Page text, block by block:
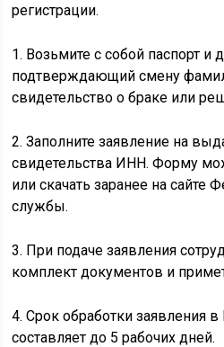
регистрации.
1. Возьмите с собой паспорт и
подтверждающий смену
свидетельство о браке или
2. Заполните заявление на
свидетельства ИНН. Форму
или скачать заранее на сайте
службы.
3. При подаче заявления
комплект документов и
4. Срок обработки заявления
составляет до 5 рабочих дней.